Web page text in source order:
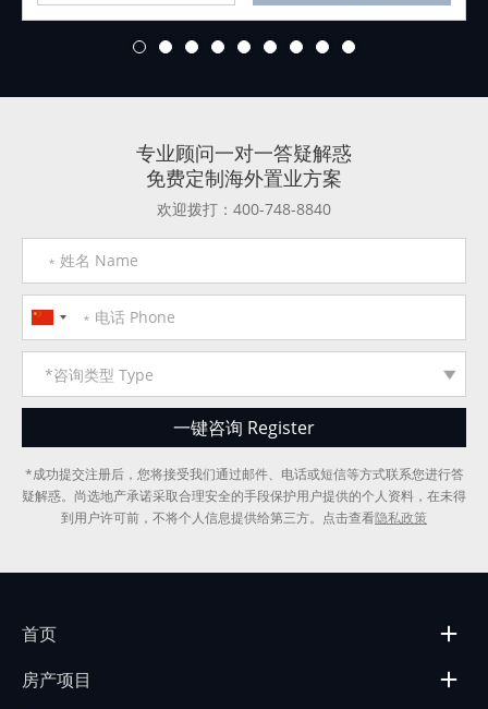
3 4 5 6 7 8 9
专业顾问一对一答疑解惑
免费定制海外置业方案
欢迎拨打：400-748-8840
*成功提交注册后，您将接受我们通过邮件、电话或短信等方式联系您进行答
疑解惑。尚选地产承诺采取合理安全的手段保护用户提供的个人资料，在未得
到用户许可前，不将个人信息提供给第三方。点击查看隐私政策
首页
房产项目